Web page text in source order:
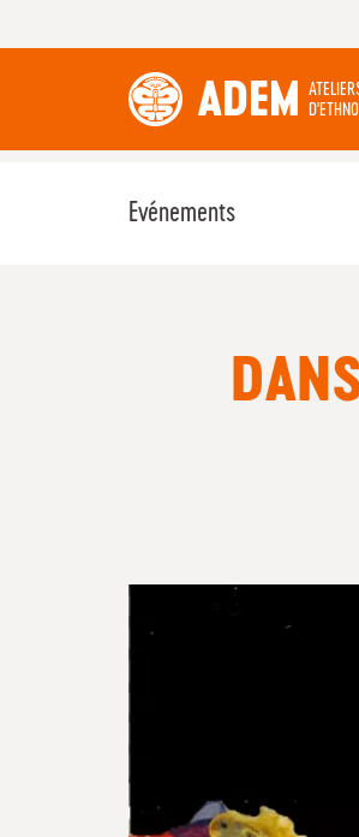
ADEM
Evénements